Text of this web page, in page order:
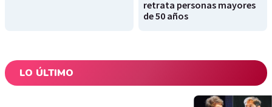
retrata personas mayores
de 50 años
LO ÚLTIMO